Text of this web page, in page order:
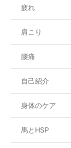
疲れ
肩こり
腰痛
自己紹介
身体のケア
馬とHSP